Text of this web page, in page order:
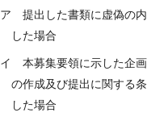
ア 提出した書類に虚偽の
した場合
イ 本募集要領に示した企
の作成及び提出に関する
した場合